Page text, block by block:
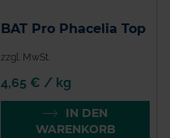
BAT Pro Phacelia Top
zzgl. MwSt.
4,65 € / kg
IN DEN
WARENKORB